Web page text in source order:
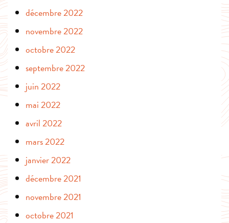
décembre 2022
novembre 2022
octobre 2022
septembre 2022
juin 2022
mai 2022
avril 2022
mars 2022
janvier 2022
décembre 2021
novembre 2021
octobre 2021